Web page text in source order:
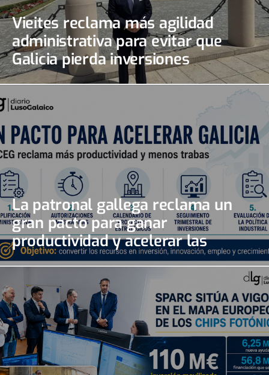
Vieites reclama más agilidad
administrativa para evitar que
Galicia pierda inversiones
La patronal gallega reclama un
gran pacto para ganar
productividad y acelerar las
inversiones